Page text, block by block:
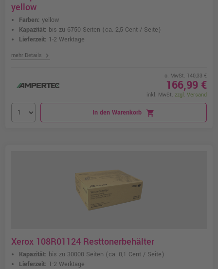
yellow
Farben: yellow
Kapazität: bis zu 6750 Seiten (ca. 2,5 Cent / Seite)
Lieferzeit: 1-2 Werktage
mehr Details chevron_right
o. MwSt. 140,33 €
166,99 €
inkl. MwSt. zzgl. Versand
In den Warenkorb shopping_cart
Xerox 108R01124 Resttonerbehälter
Kapazität: bis zu 30000 Seiten (ca. 0,1 Cent / Seite)
Lieferzeit: 1-2 Werktage